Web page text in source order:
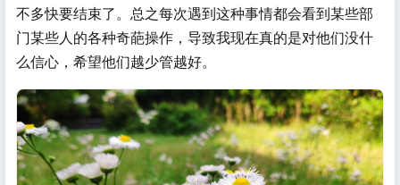
不多快要结束了。总之每次遇到这种事情都会看到某些部
门某些人的各种奇葩操作，导致我现在真的是对他们没什
么信心，希望他们越少管越好。